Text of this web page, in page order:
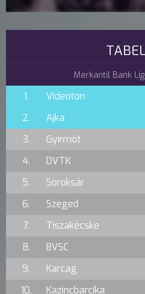
Merkantil Bank
1. Videoton
2.
Ajka
3.
Gyirmót
4.
DVTK
5.
Soroksár
6.
Szeged
7.
Tiszakécske
8.
BVSC
9.
Karcag
10.
Kazincbarcika